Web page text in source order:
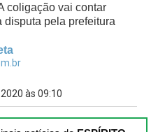
coligação vai contar
disputa pela prefeitura
às 09:10